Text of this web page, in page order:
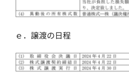
ｅ．譲渡の日程